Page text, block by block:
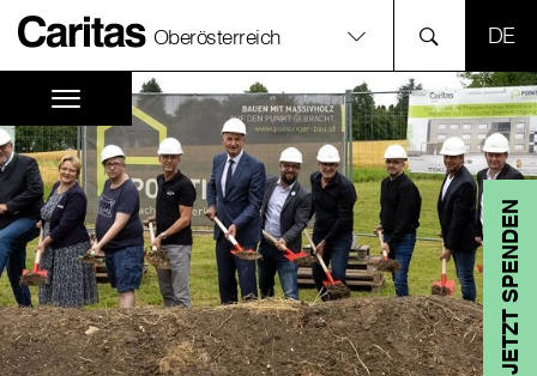
Oberösterreich
JETZT SPENDEN